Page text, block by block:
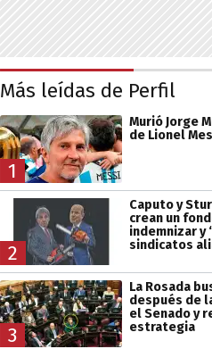
Más leídas de Perfil
1
Murió Jorge
de Lionel
2
Caputo y
crean un
indemnizar y
sindicatos
3
La Rosada
después de
el Senado y
estrategia